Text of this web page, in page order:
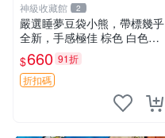
神級收藏館 2
嚴選睡夢豆袋小熊，帶標幾乎
全新，手感極佳 棕色 白色腳
掌 60包 睡枕 豆袋抱枕
$660 91折
折扣碼